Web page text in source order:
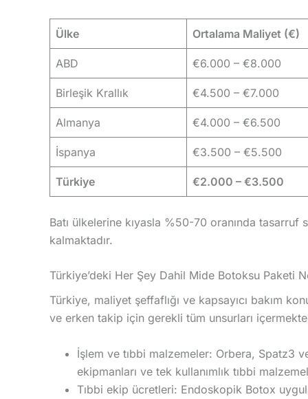
Ülke Ortalama Maliyet (€)
ABD €6.000 – €8.000
Birleşik Krallık €4.500 – €7.000
Almanya €4.000 – €6.500
İspanya €3.500 – €5.500
Türkiye €2.000 – €3.500
Batı ülkelerine kıyasla %50-70 oranında tasarruf
kalmaktadır.
Türkiye’deki Her Şey Dahil Mide Botoksu Paketi
Türkiye, maliyet şeffaflığı ve kapsayıcı bakım
ve erken takip için gerekli tüm unsurları
İşlem ve tıbbi malzemeler: Orbera, Spatz3
ekipmanları ve tek kullanımlık tıbbi
Tıbbi ekip ücretleri: Endoskopik Botox